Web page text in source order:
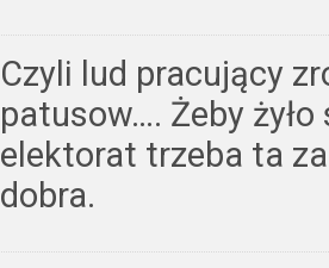
Czyli lud pracujący
patusow…. Żeby
elektorat trzeba ta
dobra.